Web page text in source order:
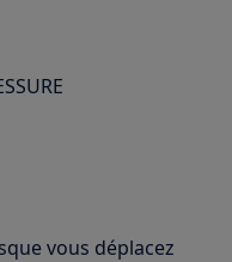
vous déplacez